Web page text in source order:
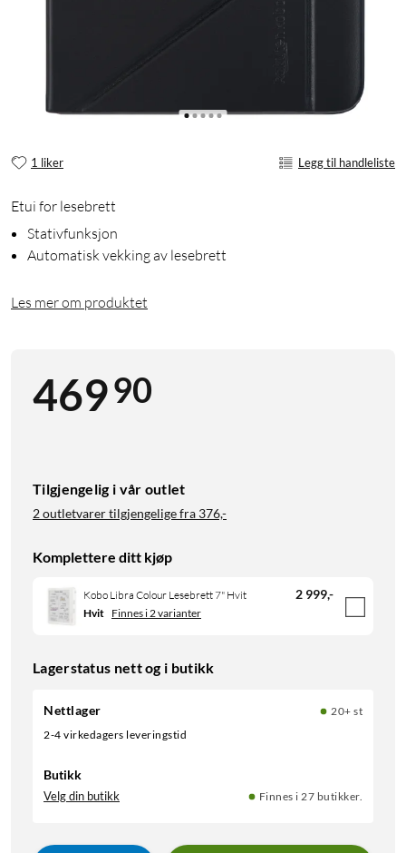
1 liker Legg til handleliste
Etui for lesebrett
Stativfunksjon
Automatisk vekking av lesebrett
Les mer om produktet
46990
Tilgjengelig i vår outlet
2 outletvarer tilgjengelige fra 376,-
Komplettere ditt kjøp
Kobo Libra Colour Lesebrett 7" Hvit 2 999,-
Hvit Finnes i 2 varianter
Lagerstatus nett og i butikk
Nettlager
20+ st
2-4 virkedagers leveringstid
Butikk
Velg din butikk Finnes i 27 butikker.